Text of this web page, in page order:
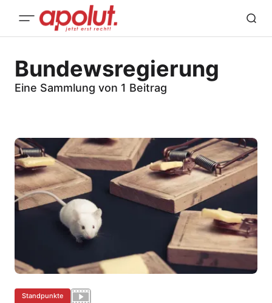
Bundewsregierung
Eine Sammlung von 1 Beitrag
Standpunkte